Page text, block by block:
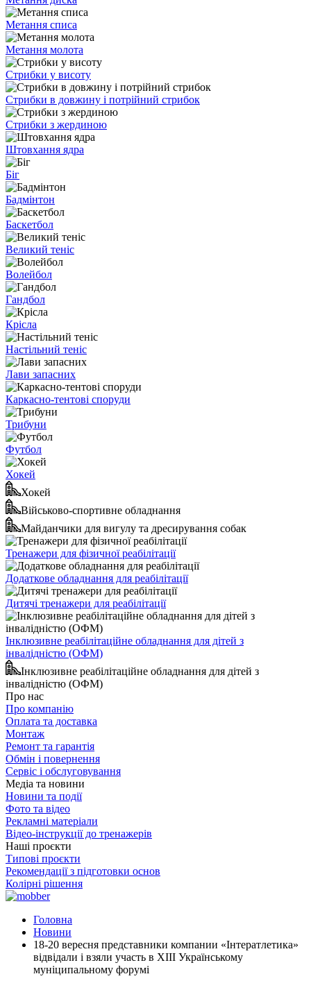
Метання списа
Метання молота
Стрибки у висоту
Стрибки в довжину і потрійний стрибок
Стрибки з жердиною
Штовхання ядра
Біг
Бадмінтон
Баскетбол
Великий теніс
Волейбол
Гандбол
Крісла
Настільний теніс
Лави запасних
Каркасно-тентові споруди
Трибуни
Футбол
Хокей
Хокей
Військово-спортивне обладнання
Майданчики для вигулу та дресирування собак
Тренажери для фізичної реабілітації
Додаткове обладнання для реабілітації
Дитячі тренажери для реабілітації
Інклюзивне реабілітаційне обладнання для дітей з
інвалідністю (ОФМ)
Інклюзивне реабілітаційне обладнання для дітей з
інвалідністю (ОФМ)
Про нас
Про компанію
Оплата та доставка
Монтаж
Ремонт та гарантія
Обмін і повернення
Сервіс і обслуговування
Медіа та новини
Новини та події
Фото та відео
Рекламні матеріали
Відео-інструкції до тренажерів
Наші проєкти
Типові проєкти
Рекомендації з підготовки основ
Колірні рішення
Головна
Новини
18-20 вересня представники компании «Інтератлетика»
відвідали і взяли участь в XIII Українському
муніципальному форумі